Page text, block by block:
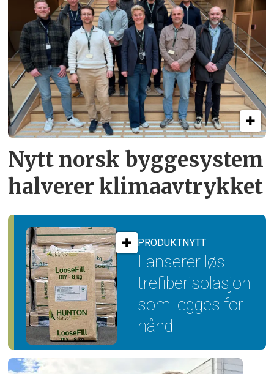
Nytt norsk byggesystem
halverer klimaavtrykket
PRODUKTNYTT
Lanserer løs
trefiber­isolasjon
som legges for
hånd